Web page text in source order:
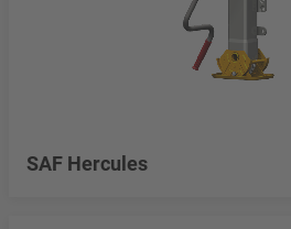
SAF Hercules